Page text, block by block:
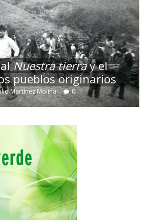
Nuestra tierray el
pueblos originarios
Martínez Molina 0